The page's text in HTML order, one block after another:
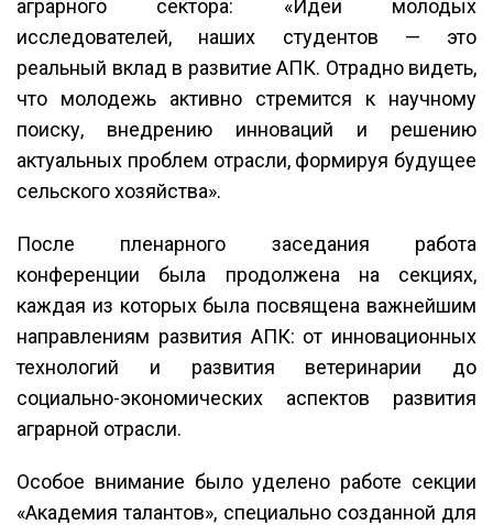
аграрного сектора: «Идеи молодых
исследователей, наших студентов — это
реальный вклад в развитие АПК. Отрадно видеть,
что молодежь активно стремится к научному
поиску, внедрению инноваций и решению
актуальных проблем отрасли, формируя будущее
сельского хозяйства».
После пленарного заседания работа
конференции была продолжена на секциях,
каждая из которых была посвящена важнейшим
направлениям развития АПК: от инновационных
технологий и развития ветеринарии до
социально-экономических аспектов развития
аграрной отрасли.
Особое внимание было уделено работе секции
«Академия талантов», специально созданной для